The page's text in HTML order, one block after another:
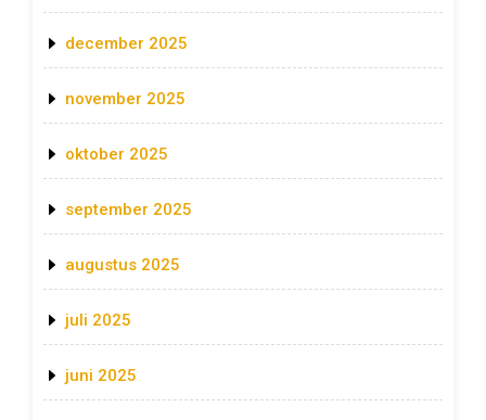
december 2025
november 2025
oktober 2025
september 2025
augustus 2025
juli 2025
juni 2025